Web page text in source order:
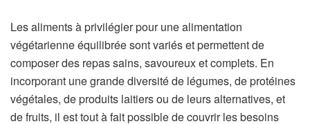
Les aliments à privilégier pour une alimentation
végétarienne équilibrée sont variés et permettent de
composer des repas sains, savoureux et complets. En
incorporant une grande diversité de légumes, de protéines
végétales, de produits laitiers ou de leurs alternatives, et
de fruits, il est tout à fait possible de couvrir les besoins